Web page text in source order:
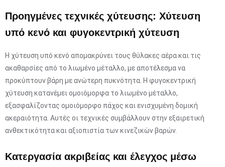
Προηγμένες τεχνικές χύτευσης: Χύτευση
υπό κενό και φυγοκεντρική χύτευση
Η χύτευση υπό κενό απομακρύνει τους θύλακες αέρα και τις
ακαθαρσίες από το λιωμένο μέταλλο, με αποτέλεσμα να
προκύπτουν βάρη με ανώτερη πυκνότητα. Η φυγοκεντρική
χύτευση κατανέμει ομοιόμορφα το λιωμένο μέταλλο,
εξασφαλίζοντας ομοιόμορφο πάχος και ενισχυμένη δομική
ακεραιότητα. Αυτές οι τεχνικές συμβάλλουν στην εξαιρετική
ανθεκτικότητα και αξιοπιστία των κινεζικών βαρών.
Κατεργασία ακριβείας και έλεγχος μέσω